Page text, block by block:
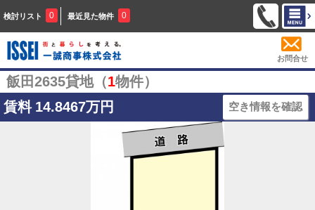
検討リスト 0 最近見た物件 0
お問合せ
飯田2635貸地（1物件）
賃料 14.8467万円 空き情報を確認